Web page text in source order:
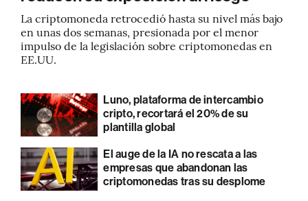
La criptomoneda retrocedió hasta su nivel más bajo
en unas dos semanas, presionada por el menor
impulso de la legislación sobre criptomonedas en
EE.UU.
Luno, plataforma de intercambio
cripto, recortará el 20% de su
plantilla global
El auge de la IA no rescata a las
empresas que abandonan las
criptomonedas tras su desplome